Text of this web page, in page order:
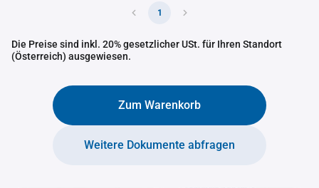
1
Die Preise sind inkl. 20% gesetzlicher USt. für Ihren Standort
(Österreich) ausgewiesen.
Zum Warenkorb
Weitere Dokumente abfragen